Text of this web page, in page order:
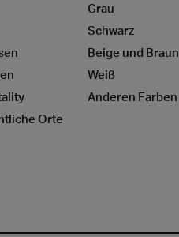
Orte
Grau
Schwarz
Beige und Braun
Weiß
Anderen Farben